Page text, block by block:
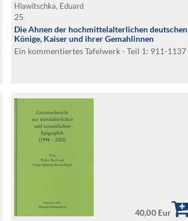
Hlawitschka, Eduard
25
Die Ahnen der hochmittelalterlichen deutschen
Könige, Kaiser und ihrer Gemahlinnen
Ein kommentiertes Tafelwerk - Teil 1: 911-1137
40,00 Eur